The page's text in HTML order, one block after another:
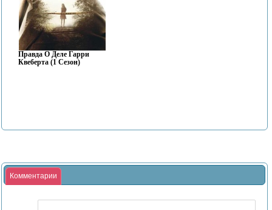
Правда О Деле Гарри
Квеберта (1 Сезон)
Комментарии